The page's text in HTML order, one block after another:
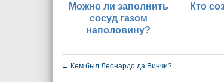
Можно ли заполнить
сосуд газом
наполовину?
Кто
← Кем был Леонардо да Винчи?